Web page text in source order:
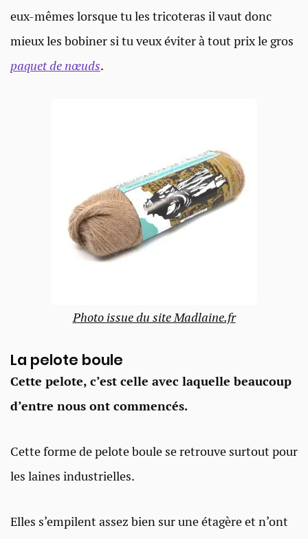
eux-mêmes lorsque tu les tricoteras il vaut donc
mieux les bobiner si tu veux éviter à tout prix le gros
paquet de nœuds.
Photo issue du site Madlaine.fr
La pelote boule
Cette pelote, c’est celle avec laquelle beaucoup
d’entre nous ont commencés.
Cette forme de pelote boule se retrouve surtout pour
les laines industrielles.
Elles s’empilent assez bien sur une étagère et n’ont